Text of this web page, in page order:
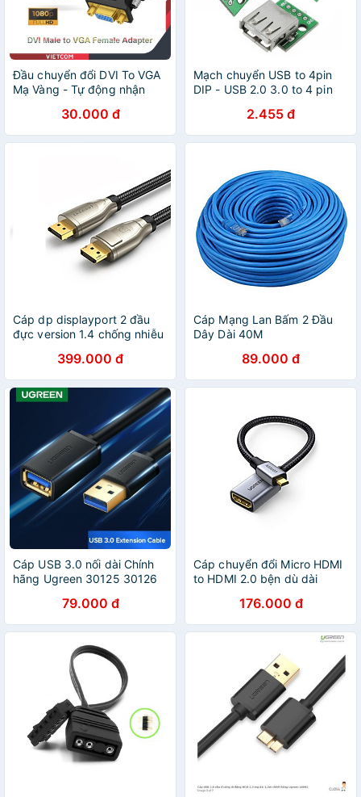
Đầu chuyển đổi DVI To VGA
Mạ Vàng - Tự động nhận
30.000 đ
Mạch chuyển USB to 4pin
DIP - USB 2.0 3.0 to 4 pin
2.455 đ
Cáp dp displayport 2 đầu
đực version 1.4 chống nhiễu
Hàng chính hãng
399.000 đ
Cáp Mạng Lan Bấm 2 Đầu
Dây Dài 40M
89.000 đ
Cáp USB 3.0 nối dài Chính
hãng Ugreen 30125 30126
79.000 đ
Cáp chuyển đổi Micro HDMI
to HDMI 2.0 bện dù dài
Đen Ugreen 10553 HD149
Hàng Chính Hãng
176.000 đ